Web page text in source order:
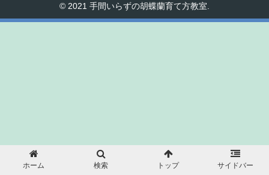
© 2021 手間いらずの胡蝶蘭育て方教室.
ホーム 検索 トップ サイドバー